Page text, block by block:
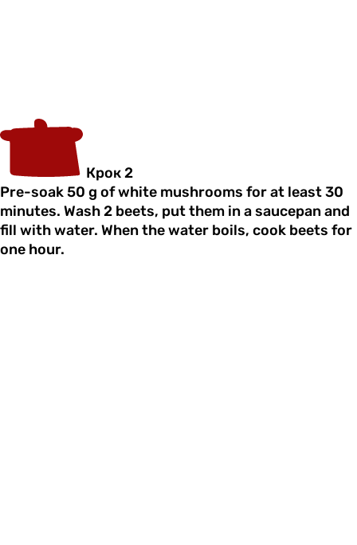
Крок 2
Pre-soak 50 g of white mushrooms for at least 30
minutes. Wash 2 beets, put them in a saucepan and
fill with water. When the water boils, cook beets for
one hour.